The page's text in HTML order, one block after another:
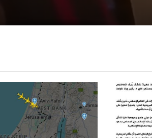
بندیزونه تصویب کړل
افغانستان د قزاقستان د اوړو
لپاره تر ټولو لوی بازار دی؛ د